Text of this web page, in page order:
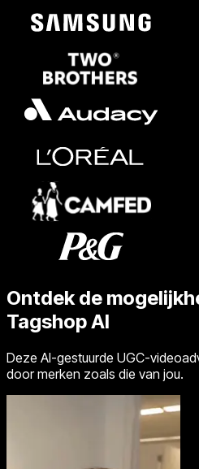
Ontdek de
Tagshop AI
Deze AI-gestuurde UGC-
door merken zoals die van jou.